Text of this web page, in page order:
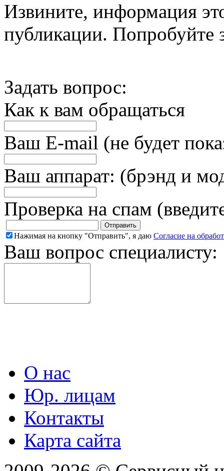
Извините, информация
публикации. Попробуйте
Задать вопрос:
Как к вам обращаться
Ваш E-mail (не будет
Ваш аппарат: (брэнд и
Проверка на спам
Нажимая на кнопку "Отправить", я даю Согласие на
Ваш вопрос специалисту:
О нас
Юр. лицам
Контакты
Карта сайта